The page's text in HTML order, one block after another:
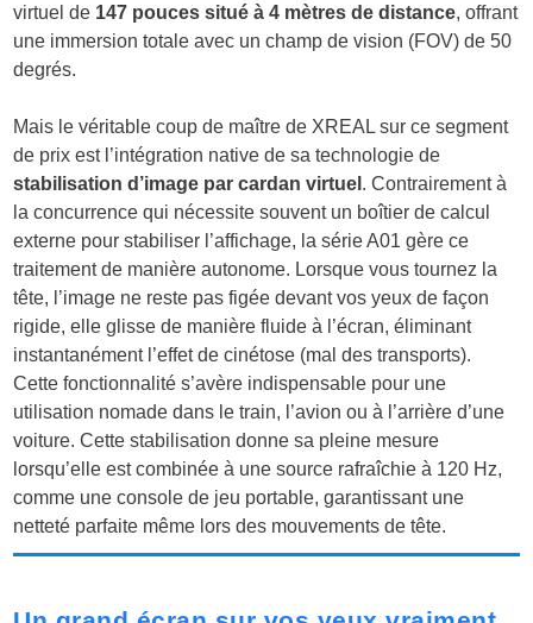
virtuel de 147 pouces situé à 4 mètres de distance, offrant
une immersion totale avec un champ de vision (FOV) de 50
degrés.
Mais le véritable coup de maître de XREAL sur ce segment
de prix est l’intégration native de sa technologie de
stabilisation d’image par cardan virtuel . Contrairement à
la concurrence qui nécessite souvent un boîtier de calcul
externe pour stabiliser l’affichage, la série A01 gère ce
traitement de manière autonome. Lorsque vous tournez la
tête, l’image ne reste pas figée devant vos yeux de façon
rigide, elle glisse de manière fluide à l’écran, éliminant
instantanément l’effet de cinétose (mal des transports).
Cette fonctionnalité s’avère indispensable pour une
utilisation nomade dans le train, l’avion ou à l’arrière d’une
voiture. Cette stabilisation donne sa pleine mesure
lorsqu’elle est combinée à une source rafraîchie à 120 Hz,
comme une console de jeu portable, garantissant une
netteté parfaite même lors des mouvements de tête.